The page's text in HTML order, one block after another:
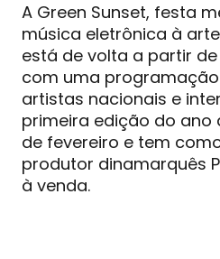
A Green Sunset, festa
música eletrônica à
está de volta a partir
com uma
artistas nacionais e
primeira edição do ano
de fevereiro e tem
produtor dinamarquês
à venda.